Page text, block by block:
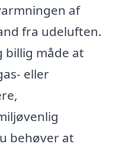
af
fra udeluften.
billig måde at
eller
behøver at